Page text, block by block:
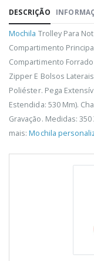
DESCRIÇÃO
Mochila Trolley Para
Compartimento
Compartimento
Zipper E Bolsos
Poliéster. Pega
Estendida: 530 Mm).
Gravação. Medidas: 350
mais:Mochila